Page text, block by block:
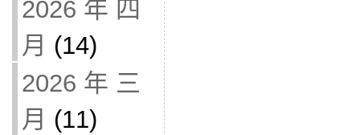
2026 年 四
月 (14)
2026 年 三
月 (11)